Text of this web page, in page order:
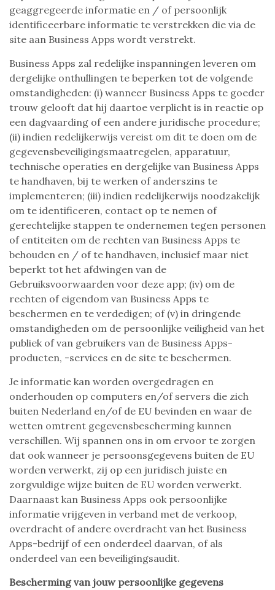
geaggregeerde informatie en / of persoonlijk
identificeerbare informatie te verstrekken die via de
site aan Business Apps wordt verstrekt.
Business Apps zal redelijke inspanningen leveren om
dergelijke onthullingen te beperken tot de volgende
omstandigheden: (i) wanneer Business Apps te goeder
trouw gelooft dat hij daartoe verplicht is in reactie op
een dagvaarding of een andere juridische procedure;
(ii) indien redelijkerwijs vereist om dit te doen om de
gegevensbeveiligingsmaatregelen, apparatuur,
technische operaties en dergelijke van Business Apps
te handhaven, bij te werken of anderszins te
implementeren; (iii) indien redelijkerwijs noodzakelijk
om te identificeren, contact op te nemen of
gerechtelijke stappen te ondernemen tegen personen
of entiteiten om de rechten van Business Apps te
behouden en / of te handhaven, inclusief maar niet
beperkt tot het afdwingen van de
Gebruiksvoorwaarden voor deze app; (iv) om de
rechten of eigendom van Business Apps te
beschermen en te verdedigen; of (v) in dringende
omstandigheden om de persoonlijke veiligheid van het
publiek of van gebruikers van de Business Apps-
producten, -services en de site te beschermen.
Je informatie kan worden overgedragen en
onderhouden op computers en/of servers die zich
buiten Nederland en/of de EU bevinden en waar de
wetten omtrent gegevensbescherming kunnen
verschillen. Wij spannen ons in om ervoor te zorgen
dat ook wanneer je persoonsgegevens buiten de EU
worden verwerkt, zij op een juridisch juiste en
zorgvuldige wijze buiten de EU worden verwerkt.
Daarnaast kan Business Apps ook persoonlijke
informatie vrijgeven in verband met de verkoop,
overdracht of andere overdracht van het Business
Apps-bedrijf of een onderdeel daarvan, of als
onderdeel van een beveiligingsaudit.
Bescherming van jouw persoonlijke gegevens